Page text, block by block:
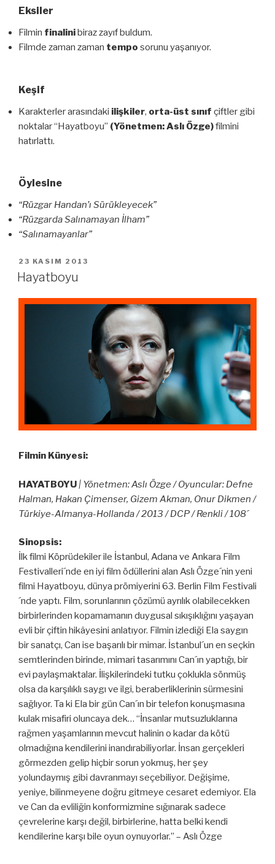
Eksiler
Filmin finalini biraz zayıf buldum.
Filmde zaman zaman tempo sorunu yaşanıyor.
Keşif
Karakterler arasındaki ilişkiler, orta-üst sınıf çiftler gibi
noktalar “Hayatboyu” (Yönetmen: Aslı Özge)filmini
hatırlattı.
Öylesine
“Rüzgar Handan’ı Sürükleyecek”
“Rüzgarda Salınamayan İlham”
“Salınamayanlar”
YAYIM
TARIHI
23 KASIM 2013
Hayatboyu
Filmin Künyesi:
HAYATBOYU | Yönetmen: Aslı Özge / Oyuncular: Defne
Halman, Hakan Çimenser, Gizem Akman, Onur Dikmen /
Türkiye-Almanya-Hollanda / 2013 / DCP / Renkli / 108´
Sinopsis:
İlk filmi Köprüdekiler ile İstanbul, Adana ve Ankara Film
Festivalleri´nde en iyi film ödüllerini alan Aslı Özge´nin yeni
filmi Hayatboyu, dünya prömiyerini 63. Berlin Film Festivali
´nde yaptı. Film, sorunlarının çözümü ayrılık olabilecekken
birbirlerinden kopamamanın duygusal sıkışıklığını yaşayan
evli bir çiftin hikâyesini anlatıyor. Filmin izlediği Ela saygın
bir sanatçı, Can ise başarılı bir mimar. İstanbul´un en seçkin
semtlerinden birinde, mimari tasarımını Can´ın yaptığı, bir
evi paylaşmaktalar. İlişkilerindeki tutku çoklukla sönmüş
olsa da karşılıklı saygı ve ilgi, beraberliklerinin sürmesini
sağlıyor. Ta ki Ela bir gün Can´ın bir telefon konuşmasına
kulak misafiri oluncaya dek… “İnsanlar mutsuzluklarına
rağmen yaşamlarının mevcut halinin o kadar da kötü
olmadığına kendilerini inandırabiliyorlar. İnsan gerçekleri
görmezden gelip hiçbir sorun yokmuş, her şey
yolundaymış gibi davranmayı seçebiliyor. Değişime,
yeniye, bilinmeyene doğru gitmeye cesaret edemiyor. Ela
ve Can da evliliğin konformizmine sığınarak sadece
çevrelerine karşı değil, birbirlerine, hatta belki kendi
kendilerine karşı bile oyun oynuyorlar.” – Aslı Özge